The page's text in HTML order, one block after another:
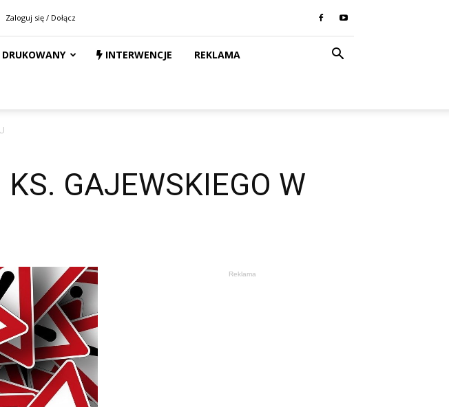
Zaloguj się / Dołącz
DRUKOWANY INTERWENCJE REKLAMA
GAJEWSKIEGO W
Reklama